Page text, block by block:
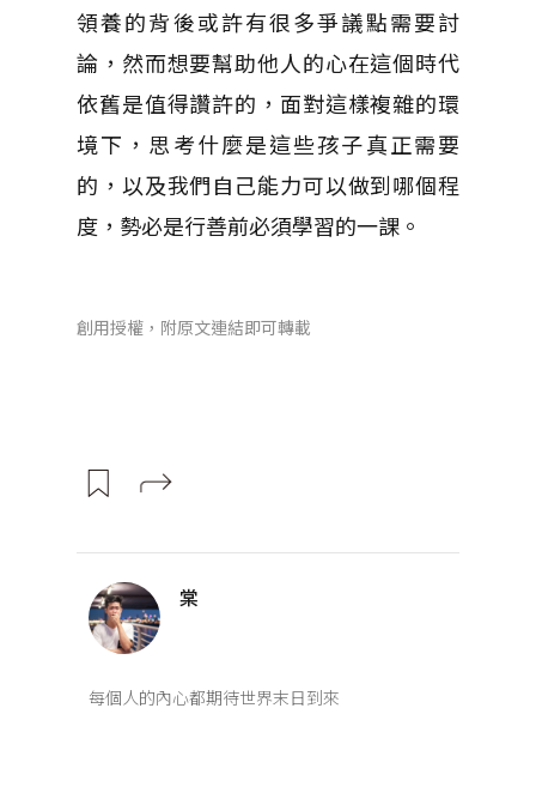
領養的背後或許有很多爭議點需要討
論，然而想要幫助他人的心在這個時代
依舊是值得讚許的，面對這樣複雜的環
境下，思考什麼是這些孩子真正需要
的，以及我們自己能力可以做到哪個程
度，勢必是行善前必須學習的一課。
創用授權，附原文連結即可轉載
棠
每個人的內心都期待世界末日到來